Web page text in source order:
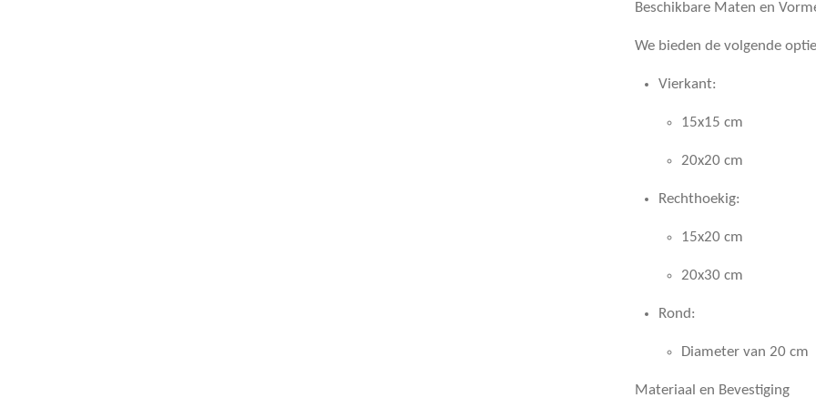
Beschikbare Maten en
We bieden de volgende
Vierkant:
15x15 cm
20x20 cm
Rechthoekig:
15x20 cm
20x30 cm
Rond:
Diameter van 20 cm
Materiaal en Bevestiging